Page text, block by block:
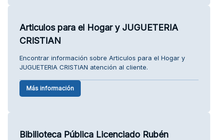
Articulos para el Hogar y JUGUETERIA
CRISTIAN
Encontrar información sobre Articulos para el Hogar y
JUGUETERIA CRISTIAN atención al cliente.
Más información
Bibilioteca Pública Licenciado Rubén